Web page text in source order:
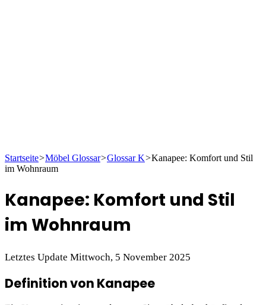
Startseite>Möbel Glossar>Glossar K>Kanapee: Komfort und Stil
im Wohnraum
Kanapee: Komfort und Stil
im Wohnraum
Letztes Update Mittwoch, 5 November 2025
Definition von Kanapee